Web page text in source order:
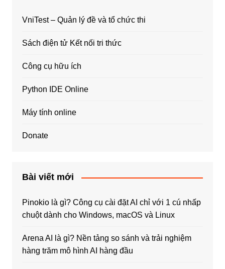
VniTest – Quản lý đề và tổ chức thi
Sách điện tử Kết nối tri thức
Công cụ hữu ích
Python IDE Online
Máy tính online
Donate
Bài viết mới
Pinokio là gì? Công cụ cài đặt AI chỉ với 1 cú nhấp
chuột dành cho Windows, macOS và Linux
Arena AI là gì? Nền tảng so sánh và trải nghiệm
hàng trăm mô hình AI hàng đầu